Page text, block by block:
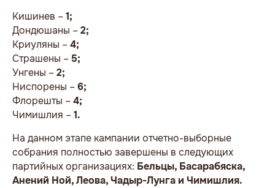
Кишинев – 1;
Дондюшаны – 2;
Криуляны – 4;
Страшены – 5;
Унгены – 2;
Ниспорены – 6;
Флорешты – 4;
Чимишлия – 1.
На данном этапе кампании отчетно-выборные
собрания полностью завершены в следующих
партийных организациях: Бельцы, Басарабяска,
Анений Ной, Леова, Чадыр-Лунга и Чимишлия.